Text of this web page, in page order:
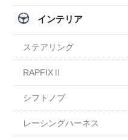
インテリア
ステアリング
RAPFIXⅡ
シフトノブ
レーシングハーネス